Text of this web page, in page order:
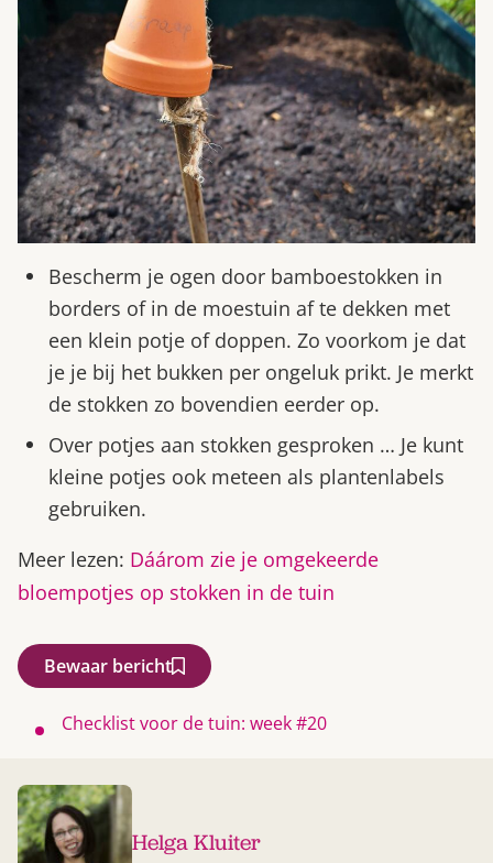
Bescherm je ogen door bamboestokken in
borders of in de moestuin af te dekken met
een klein potje of doppen. Zo voorkom je dat
je je bij het bukken per ongeluk prikt. Je merkt
de stokken zo bovendien eerder op.
Over potjes aan stokken gesproken … Je kunt
kleine potjes ook meteen als plantenlabels
gebruiken.
Meer lezen: Dáárom zie je omgekeerde
bloempotjes op stokken in de tuin
Bewaar bericht
Checklist voor de tuin: week #20
Helga Kluiter